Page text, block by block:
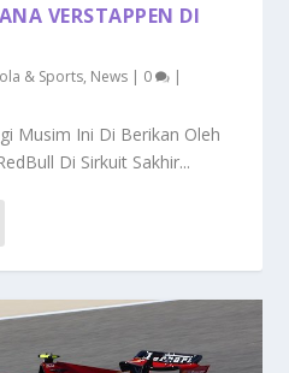
VERSTAPPEN DI
& Sports, News | 0 |
Musim Ini Di Berikan Oleh
Di Sirkuit Sakhir...